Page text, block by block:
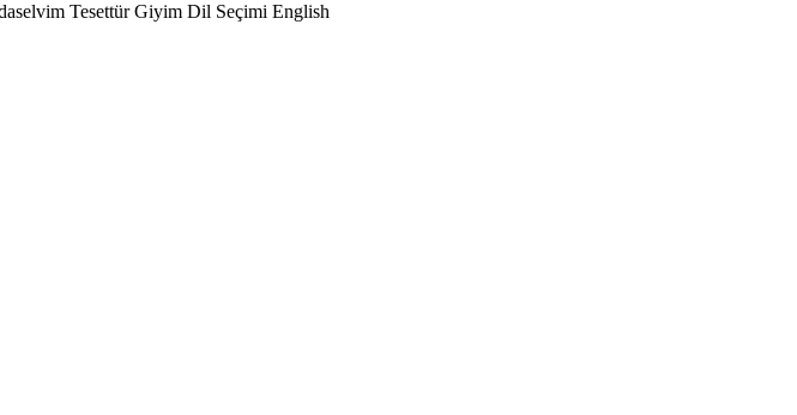
English